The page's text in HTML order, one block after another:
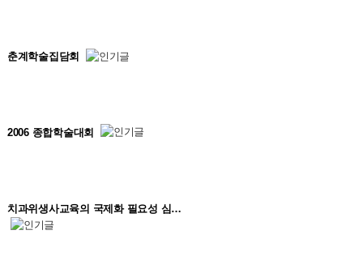
춘계학술집담회
2006 종합학술대회
치과위생사교육의 국제화 필요성 심…